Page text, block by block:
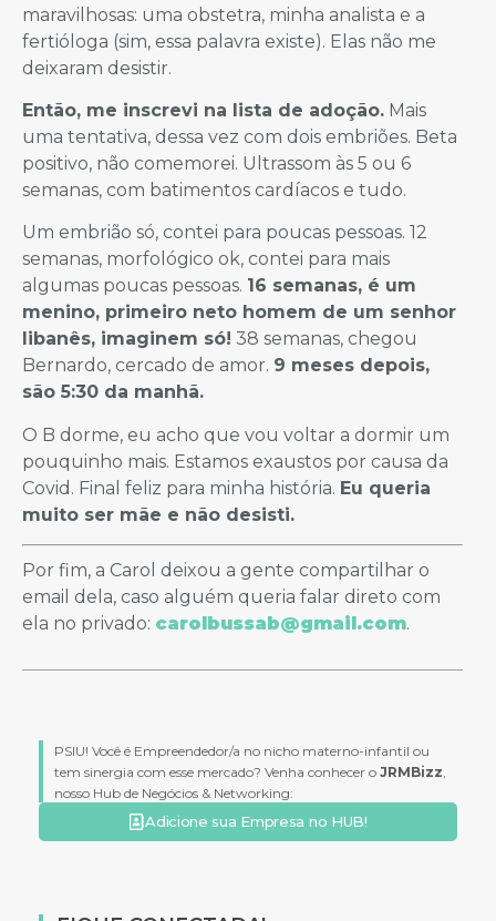
maravilhosas: uma obstetra, minha analista e a
fertióloga (sim, essa palavra existe). Elas não me
deixaram desistir.
Então, me inscrevi na lista de adoção. Mais
uma tentativa, dessa vez com dois embriões. Beta
positivo, não comemorei. Ultrassom às 5 ou 6
semanas, com batimentos cardíacos e tudo.
Um embrião só, contei para poucas pessoas. 12
semanas, morfológico ok, contei para mais
algumas poucas pessoas. 16 semanas, é um
menino, primeiro neto homem de um senhor
libanês, imaginem só! 38 semanas, chegou
Bernardo, cercado de amor. 9 meses depois,
são 5:30 da manhã.
O B dorme, eu acho que vou voltar a dormir um
pouquinho mais. Estamos exaustos por causa da
Covid. Final feliz para minha história. Eu queria
muito ser mãe e não desisti.
Por fim, a Carol deixou a gente compartilhar o
email dela, caso alguém queria falar direto com
ela no privado: carolbussab@gmail.com.
PSIU! Você é Empreendedor/a no nicho materno-infantil ou
tem sinergia com esse mercado? Venha conhecer o JRMBizz,
nosso Hub de Negócios & Networking:
Adicione sua Empresa no HUB!